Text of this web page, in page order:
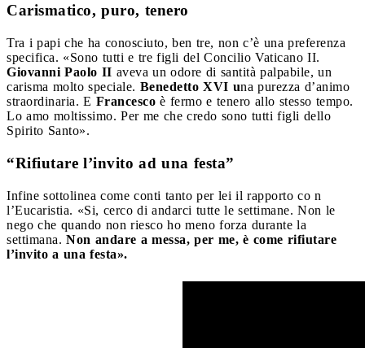
Carismatico, puro, tenero
Tra i papi che ha conosciuto, ben tre, non c’è una preferenza
specifica. «Sono tutti e tre figli del Concilio Vaticano II.
Giovanni Paolo II aveva un odore di santità palpabile, un
carisma molto speciale. Benedetto XVI una purezza d’animo
straordinaria. E Francesco è fermo e tenero allo stesso tempo.
Lo amo moltissimo. Per me che credo sono tutti figli dello
Spirito Santo».
“Rifiutare l’invito ad una festa”
Infine sottolinea come conti tanto per lei il rapporto co n
l’Eucaristia. «Si, cerco di andarci tutte le settimane. Non le
nego che quando non riesco ho meno forza durante la
settimana. Non andare a messa, per me, è come rifiutare
l’invito a una festa».